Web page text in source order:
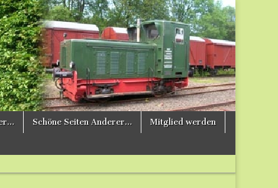
Schöne Seiten Anderer… Mitglied werden